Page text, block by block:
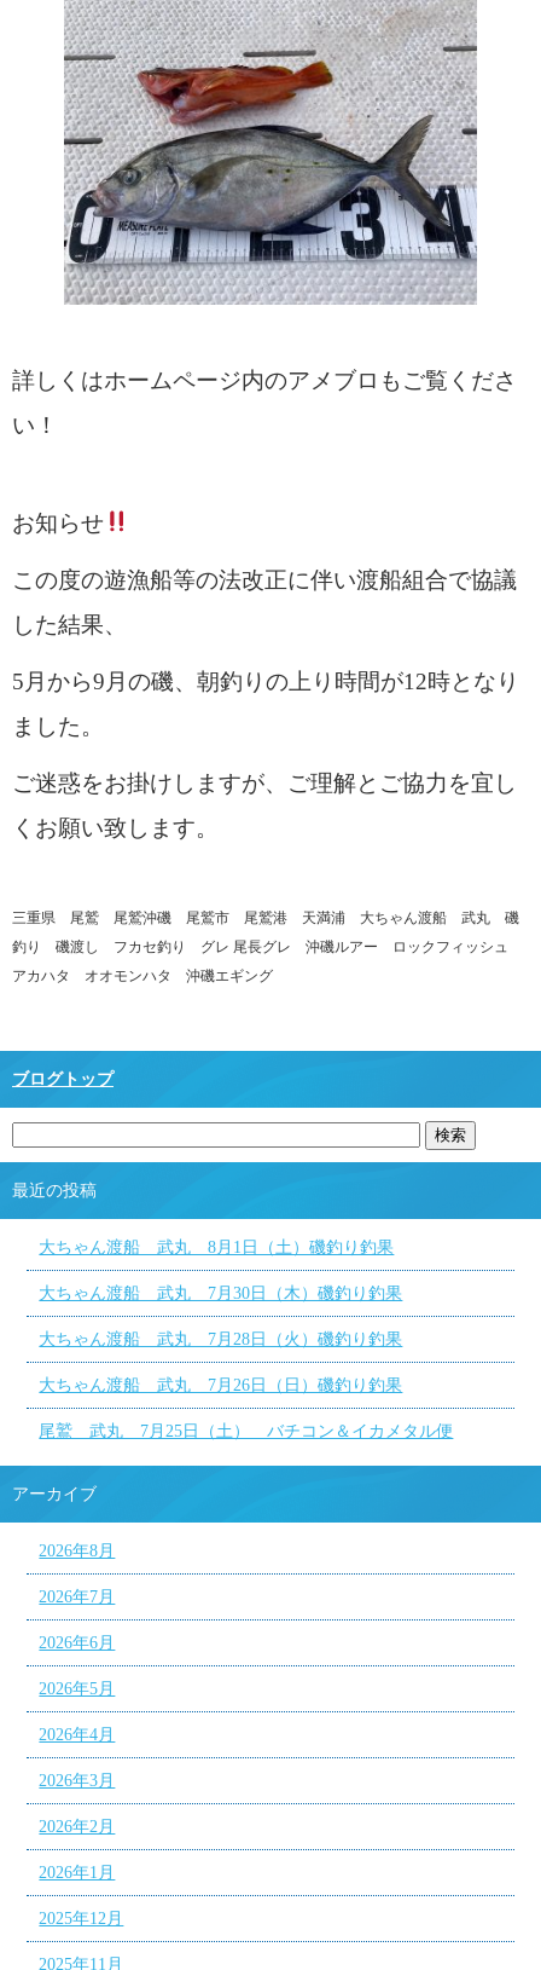
詳しくはホームページ内のアメブロもご覧くださ
い！
お知らせ
この度の遊漁船等の法改正に伴い渡船組合で協議
した結果、
5月から9月の磯、朝釣りの上り時間が12時となり
ました。
ご迷惑をお掛けしますが、ご理解とご協力を宜し
くお願い致します。
三重県 尾鷲 尾鷲沖磯 尾鷲市 尾鷲港 天満浦 大ちゃん渡船 武丸 磯
釣り 磯渡し フカセ釣り グレ 尾長グレ 沖磯ルアー ロックフィッシュ
アカハタ オオモンハタ 沖磯エギング
ブログトップ
最近の投稿
大ちゃん渡船 武丸 8月1日（土）磯釣り釣果
大ちゃん渡船 武丸 7月30日（木）磯釣り釣果
大ちゃん渡船 武丸 7月28日（火）磯釣り釣果
大ちゃん渡船 武丸 7月26日（日）磯釣り釣果
尾鷲 武丸 7月25日（土） バチコン＆イカメタル便
アーカイブ
2026年8月
2026年7月
2026年6月
2026年5月
2026年4月
2026年3月
2026年2月
2026年1月
2025年12月
2025年11月